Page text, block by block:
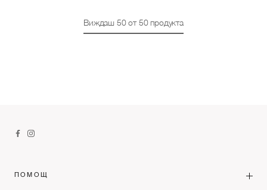
Виждаш 50от 50продукта
ПОМОЩ